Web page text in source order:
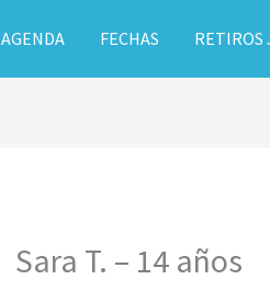
AGENDA FECHAS RETIROS
Sara T. – 14 años